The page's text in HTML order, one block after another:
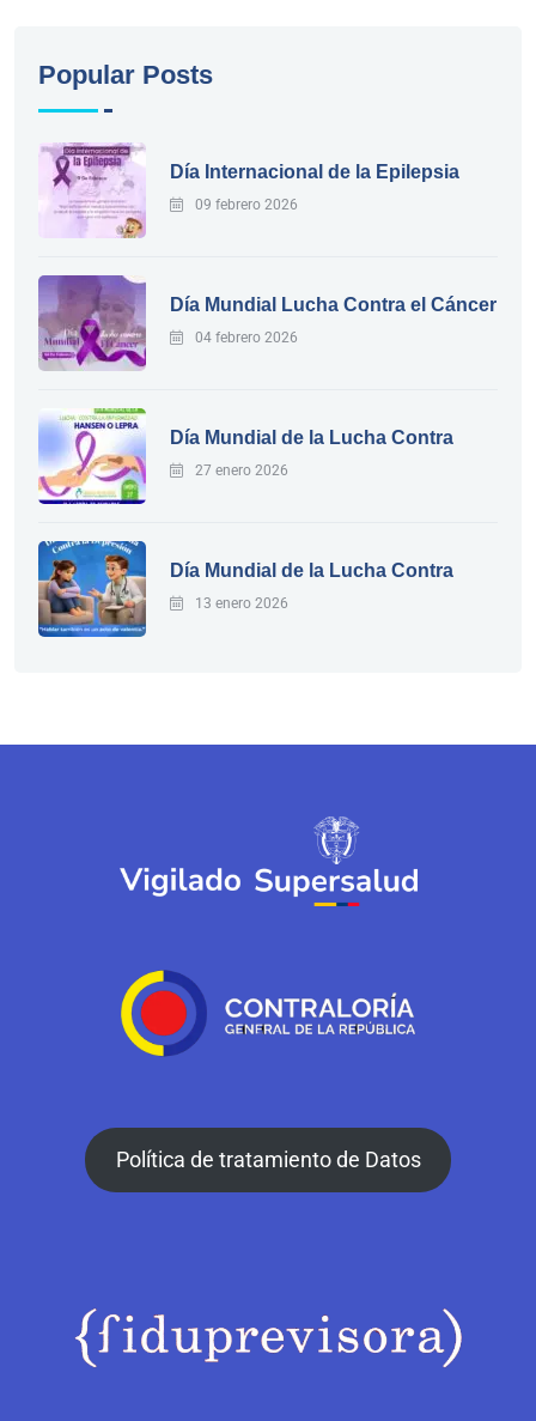
Popular Posts
Día Internacional de la Epilepsia
09 febrero 2026
Día Mundial Lucha Contra el Cáncer
04 febrero 2026
Día Mundial de la Lucha Contra
27 enero 2026
Día Mundial de la Lucha Contra
13 enero 2026
Política de tratamiento de Datos